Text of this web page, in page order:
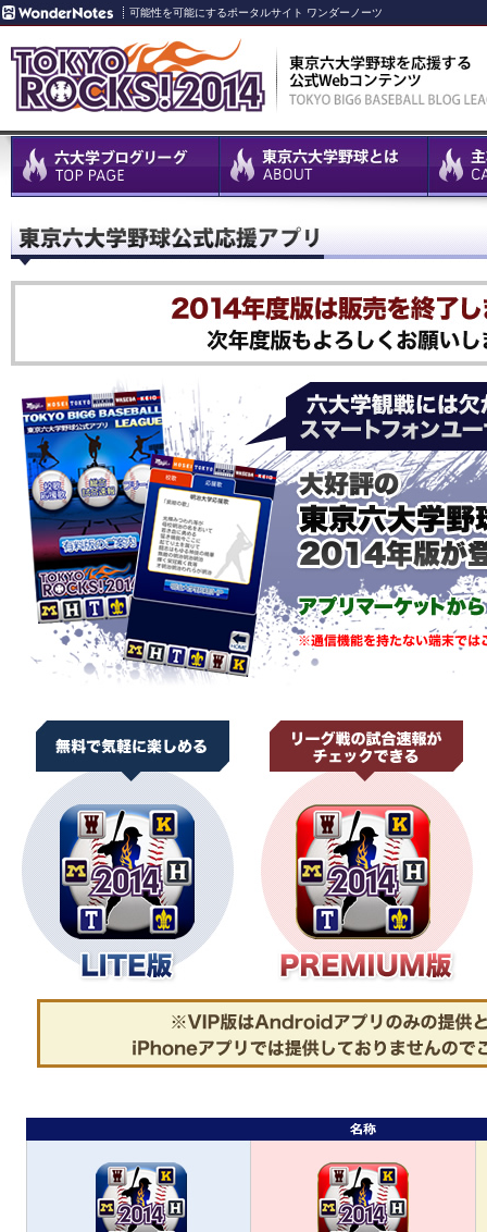
可能性を可能にするポータルサイト ワンダーノーツ